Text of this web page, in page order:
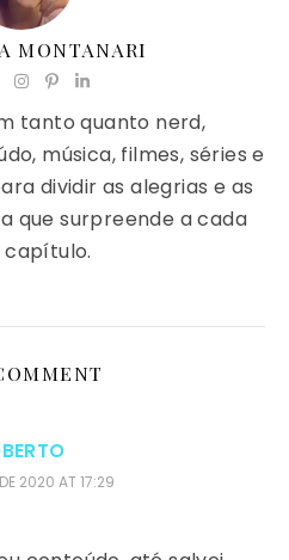
MONTANARI
tanto quanto nerd,
música, filmes, séries e
dividir as alegrias e as
que surpreende a cada
capítulo.
2020 AT 17:29